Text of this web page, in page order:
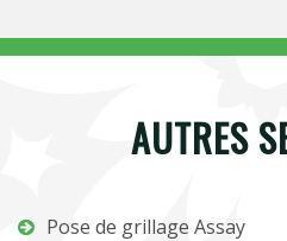
AUTRES
Pose de grillage Assay